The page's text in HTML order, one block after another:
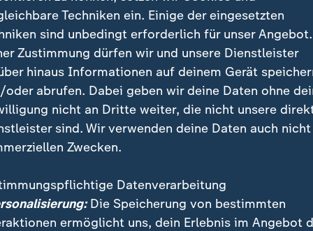
der Gewerkschaft der Polizei, Jochen Kopelke, fordert
insbesondere bei Messern. Messer hätten
zu suchen.
bei dem Einsatz vor Ort waren und wer von
habe, könne man noch nicht sagen, so ein
in Dortmund übernahm aus Neutralitätsgründen
Techniken ein. Einige der eingesetzten
sind unbedingt erforderlich für unser
Zustimmung dürfen wir und unsere Dienstleister
hinaus Informationen auf deinem Gerät
oder abrufen. Dabei geben wir deine Daten ohne
nicht an Dritte weiter, die nicht unsere
sind. Wir verwenden deine Daten auch nicht
Zwecken.
Datenverarbeitung
Die Speicherung von bestimmten
ermöglicht uns, dein Erlebnis im Angebot